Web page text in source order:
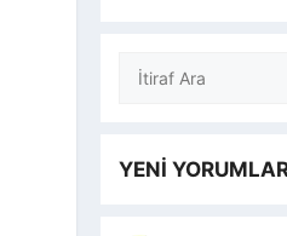
Ara
YENİ